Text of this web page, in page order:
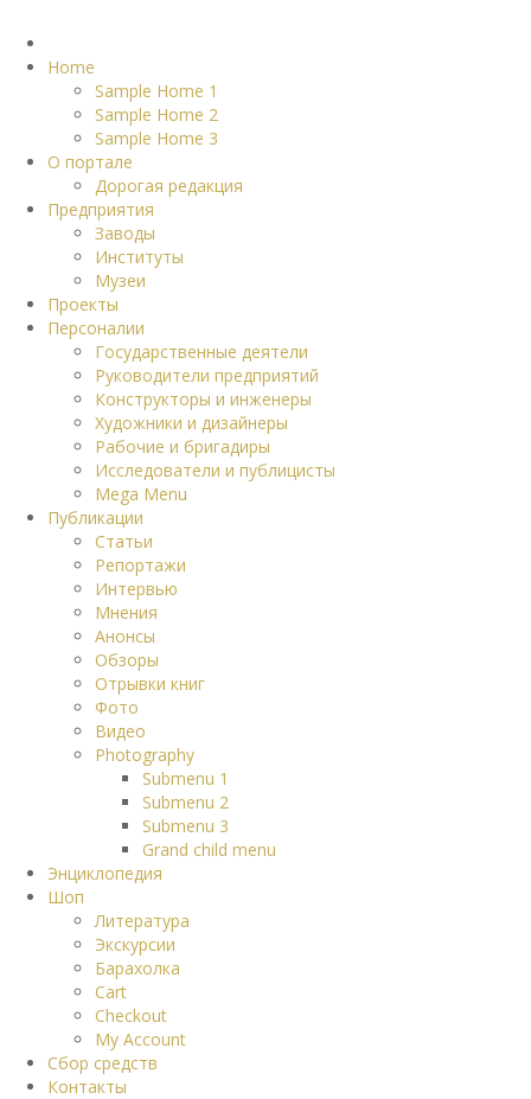
Home
Sample Home 1
Sample Home 2
Sample Home 3
О портале
Дорогая редакция
Предприятия
Заводы
Институты
Музеи
Проекты
Персоналии
Государственные деятели
Руководители предприятий
Конструкторы и инженеры
Художники и дизайнеры
Рабочие и бригадиры
Исследователи и публицисты
Mega Menu
Публикации
Статьи
Репортажи
Интервью
Мнения
Анонсы
Обзоры
Отрывки книг
Фото
Видео
Photography
Submenu 1
Submenu 2
Submenu 3
Grand child menu
Энциклопедия
Шоп
Литература
Экскурсии
Барахолка
Cart
Checkout
My Account
Сбор средств
Контакты